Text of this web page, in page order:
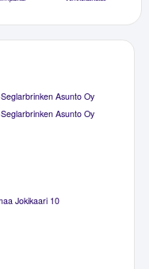
Asunto Oy
Asunto Oy
Jokikaari 10